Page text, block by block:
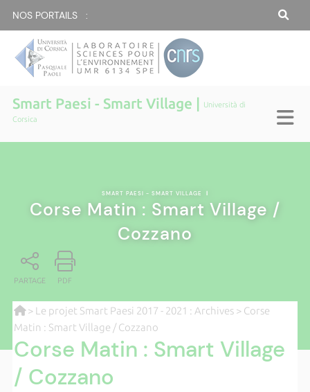
NOS PORTAILS :
Smart Paesi - Smart Village |
Università di
Corsica
SMART PAESI - SMART VILLAGE |
Corse Matin : Smart Village /
Cozzano
PARTAGE PDF
> Le projet Smart Paesi 2017 - 2021 : Archives> Corse
Matin : Smart Village / Cozzano
Corse Matin : Smart Village
/ Cozzano